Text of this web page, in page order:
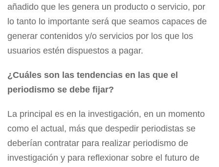
añadido que les genera un producto o servicio, por
lo tanto lo importante será que seamos capaces de
generar contenidos y/o servicios por los que los
usuarios estén dispuestos a pagar.
¿Cuáles son las tendencias en las que el
periodismo se debe fijar?
La principal es en la investigación, en un momento
como el actual, más que despedir periodistas se
deberían contratar para realizar periodismo de
investigación y para reflexionar sobre el futuro de